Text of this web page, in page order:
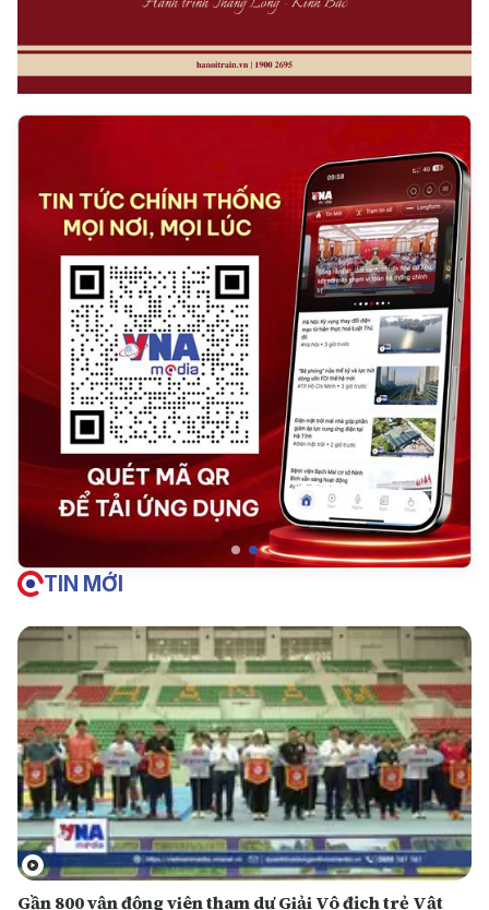
TIN MỚI
Gần 800 vận động viên tham dự Giải Vô địch trẻ Vật